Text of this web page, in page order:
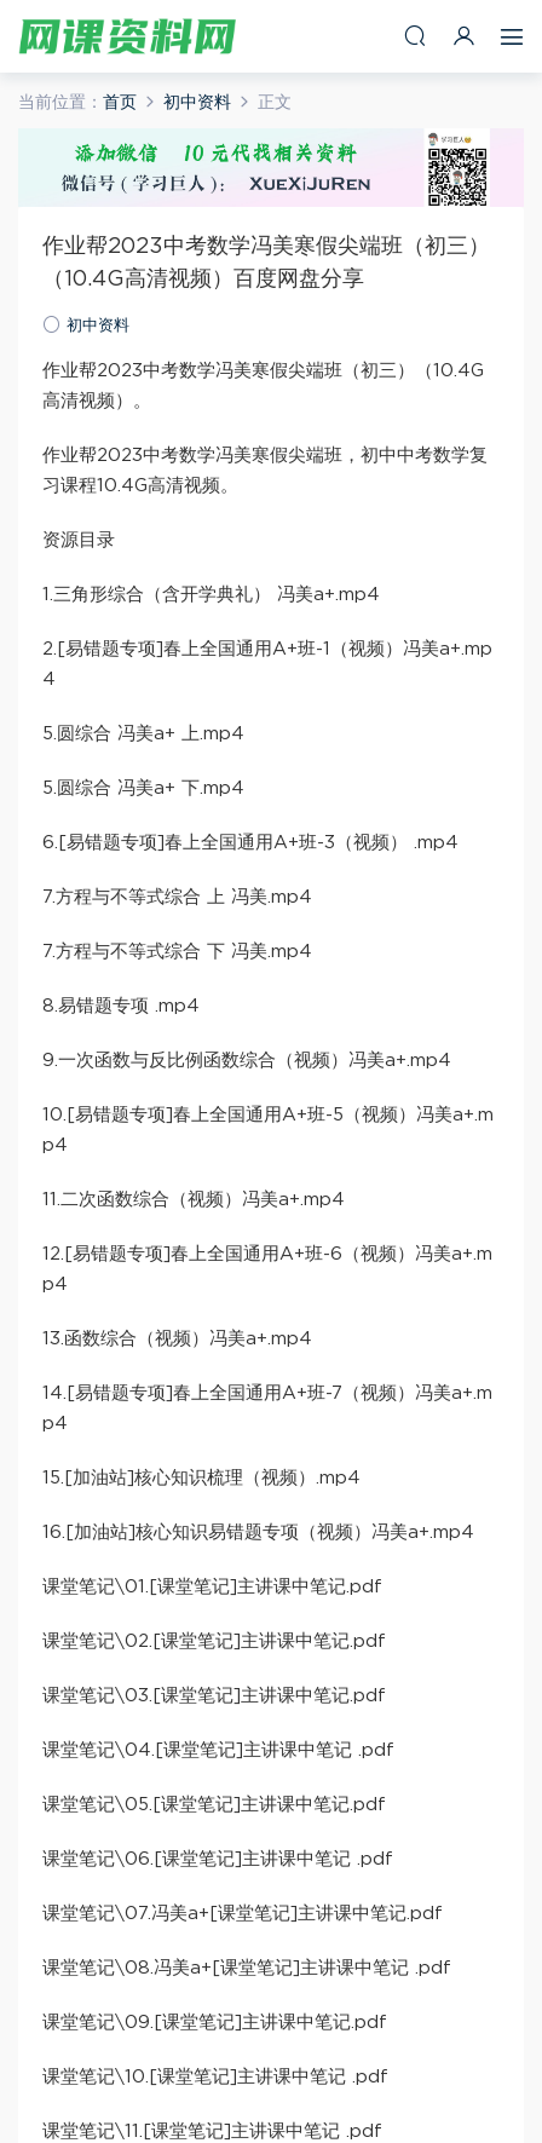
当前位置： 首页 初中资料 正文
作业帮2023中考数学冯美寒假尖端班（初三）
（10.4G高清视频）百度网盘分享
初中资料
作业帮2023中考数学冯美寒假尖端班（初三）（10.4G
高清视频）。
作业帮2023中考数学冯美寒假尖端班，初中中考数学复
习课程10.4G高清视频。
资源目录
1.三角形综合（含开学典礼） 冯美a+.mp4
2.[易错题专项]春上全国通用A+班-1（视频）冯美a+.mp
4
5.圆综合 冯美a+ 上.mp4
5.圆综合 冯美a+ 下.mp4
6.[易错题专项]春上全国通用A+班-3（视频） .mp4
7.方程与不等式综合 上 冯美.mp4
7.方程与不等式综合 下 冯美.mp4
8.易错题专项 .mp4
9.一次函数与反比例函数综合（视频）冯美a+.mp4
10.[易错题专项]春上全国通用A+班-5（视频）冯美a+.m
p4
11.二次函数综合（视频）冯美a+.mp4
12.[易错题专项]春上全国通用A+班-6（视频）冯美a+.m
p4
13.函数综合（视频）冯美a+.mp4
14.[易错题专项]春上全国通用A+班-7（视频）冯美a+.m
p4
15.[加油站]核心知识梳理（视频）.mp4
16.[加油站]核心知识易错题专项（视频）冯美a+.mp4
课堂笔记\01.[课堂笔记]主讲课中笔记.pdf
课堂笔记\02.[课堂笔记]主讲课中笔记.pdf
课堂笔记\03.[课堂笔记]主讲课中笔记.pdf
课堂笔记\04.[课堂笔记]主讲课中笔记 .pdf
课堂笔记\05.[课堂笔记]主讲课中笔记.pdf
课堂笔记\06.[课堂笔记]主讲课中笔记 .pdf
课堂笔记\07.冯美a+[课堂笔记]主讲课中笔记.pdf
课堂笔记\08.冯美a+[课堂笔记]主讲课中笔记 .pdf
课堂笔记\09.[课堂笔记]主讲课中笔记.pdf
课堂笔记\10.[课堂笔记]主讲课中笔记 .pdf
课堂笔记\11.[课堂笔记]主讲课中笔记 .pdf